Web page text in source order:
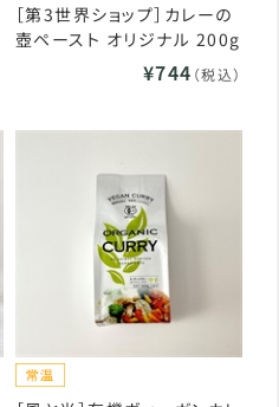
［第3世界ショップ］カレーの
壺ペースト オリジナル 200g
¥744 （税込）